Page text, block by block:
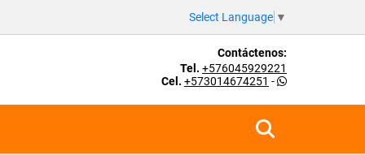
Select Language ▼
Contáctenos:
Tel. +576045929221
Cel. +573014674251 -